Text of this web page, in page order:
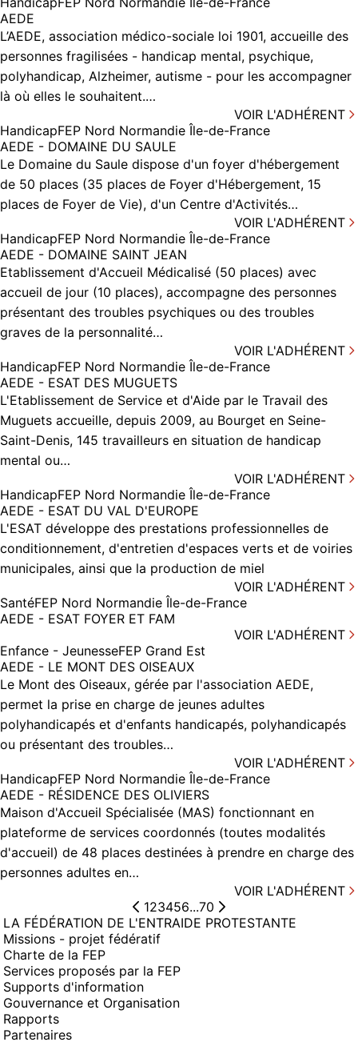
AEDE
L’AEDE, association médico-sociale loi 1901, accueille des
personnes fragilisées - handicap mental, psychique,
polyhandicap, Alzheimer, autisme - pour les accompagner
là où elles le souhaitent.…
VOIR L'ADHÉRENT
HandicapFEP Nord Normandie Île-de-France
AEDE - DOMAINE DU SAULE
Le Domaine du Saule dispose d'un foyer d'hébergement
de 50 places (35 places de Foyer d'Hébergement, 15
places de Foyer de Vie), d'un Centre d'Activités…
VOIR L'ADHÉRENT
HandicapFEP Nord Normandie Île-de-France
AEDE - DOMAINE SAINT JEAN
Etablissement d'Accueil Médicalisé (50 places) avec
accueil de jour (10 places), accompagne des personnes
présentant des troubles psychiques ou des troubles
graves de la personnalité…
VOIR L'ADHÉRENT
HandicapFEP Nord Normandie Île-de-France
AEDE - ESAT DES MUGUETS
L'Etablissement de Service et d'Aide par le Travail des
Muguets accueille, depuis 2009, au Bourget en Seine-
Saint-Denis, 145 travailleurs en situation de handicap
mental ou…
VOIR L'ADHÉRENT
HandicapFEP Nord Normandie Île-de-France
AEDE - ESAT DU VAL D'EUROPE
L'ESAT développe des prestations professionnelles de
conditionnement, d'entretien d'espaces verts et de voiries
municipales, ainsi que la production de miel
VOIR L'ADHÉRENT
SantéFEP Nord Normandie Île-de-France
AEDE - ESAT FOYER ET FAM
VOIR L'ADHÉRENT
Enfance - JeunesseFEP Grand Est
AEDE - LE MONT DES OISEAUX
Le Mont des Oiseaux, gérée par l'association AEDE,
permet la prise en charge de jeunes adultes
polyhandicapés et d'enfants handicapés, polyhandicapés
ou présentant des troubles…
VOIR L'ADHÉRENT
HandicapFEP Nord Normandie Île-de-France
AEDE - RÉSIDENCE DES OLIVIERS
Maison d'Accueil Spécialisée (MAS) fonctionnant en
plateforme de services coordonnés (toutes modalités
d'accueil) de 48 places destinées à prendre en charge des
personnes adultes en…
VOIR L'ADHÉRENT
123456...70
LA FÉDÉRATION DE L'ENTRAIDE PROTESTANTE
Missions - projet fédératif
Charte de la FEP
Services proposés par la FEP
Supports d'information
Gouvernance et Organisation
Rapports
Partenaires